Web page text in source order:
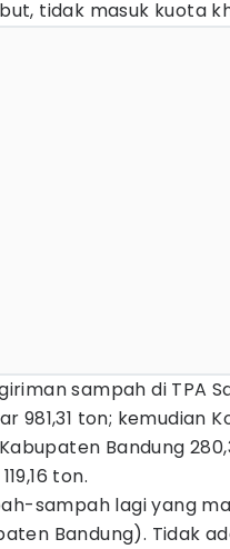
tidak masuk kuota
sampah di TPA
981,31 ton; kemudian
Bandung
ton.
sampah lagi yang
Bandung). Tidak